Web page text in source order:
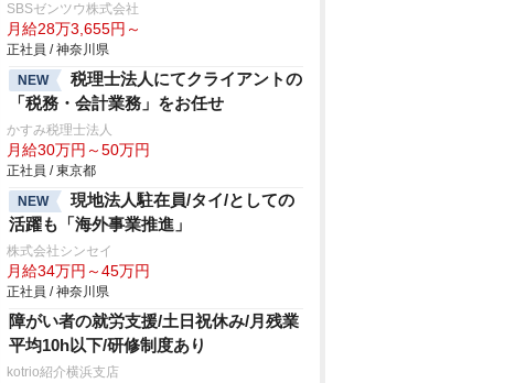
SBSゼンツウ株式会社
月給28万3,655円～
正社員 / 神奈川県
NEW
税理士法人にてクライアントの
「税務・会計業務」をお任せ
かすみ税理士法人
月給30万円～50万円
正社員 / 東京都
NEW
現地法人駐在員/タイ/としての
活躍も「海外事業推進」
株式会社シンセイ
月給34万円～45万円
正社員 / 神奈川県
障がい者の就労支援/土日祝休み/月残業
平均10h以下/研修制度あり
kotrio紹介横浜支店